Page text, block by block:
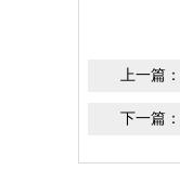
上一篇：
下一篇：